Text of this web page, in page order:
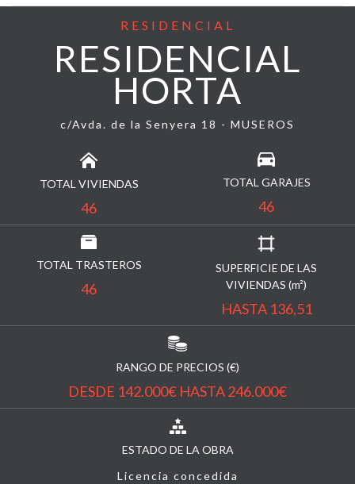
RESIDENCIAL
RESIDENCIAL
HORTA
c/Avda. de la Senyera 18 - MUSEROS
TOTAL VIVIENDAS
46
TOTAL GARAJES
46
TOTAL TRASTEROS
46
SUPERFICIE DE LAS
VIVIENDAS (m²)
HASTA 136,51
RANGO DE PRECIOS (€)
DESDE 142.000€ HASTA 246.000€
ESTADO DE LA OBRA
Licencia concedida